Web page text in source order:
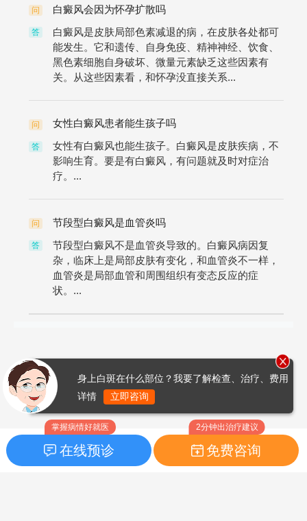
问 白癜风会因为怀孕扩散吗
答
白癜风是皮肤局部色素减退的病，在皮肤各处都可
能发生。它和遗传、自身免疫、精神神经、饮食、
黑色素细胞自身破坏、微量元素缺乏这些因素有
关。从这些因素看，和怀孕没直接关系...
问 女性白癜风患者能生孩子吗
答
女性有白癜风也能生孩子。白癜风是皮肤疾病，不
影响生育。要是有白癜风，有问题就及时对症治
疗。...
问 节段型白癜风是血管炎吗
答
节段型白癜风不是血管炎导致的。白癜风病因复
杂，临床上是局部皮肤有变化，和血管炎不一样，
血管炎是局部血管和周围组织有变态反应的症
状。...
掌握病情好就医
在线预诊
2分钟出治疗建议
免费咨询
身上白斑在什么部位？我要了解检查、治疗、费用
详情
立即咨询